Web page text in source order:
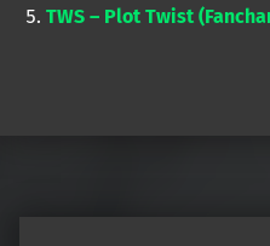
TWS – Plot Twist